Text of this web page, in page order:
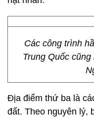
Các công trình
Trung Quốc
Địa điểm thứ ba là
đất. Theo nguyên lý,